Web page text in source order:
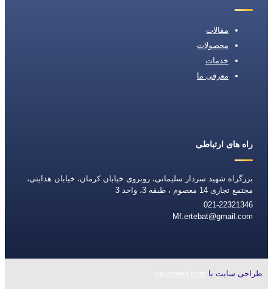
مقالات
محصولات
خدمات
معرفی ما
راه های ارتباطی
بزرگراه شهید سردار سلیمانی، روبروی خیابان کرمان، خیابان هدایتی،
مجتمع تجاری 14 معصوم ، طبقه 3، واحد 3
021-22321346
Mf.ertebat@gmail.com
طراحی سایت با rayanweb.com